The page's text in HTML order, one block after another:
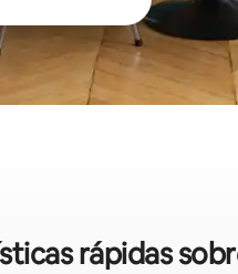
rápidas